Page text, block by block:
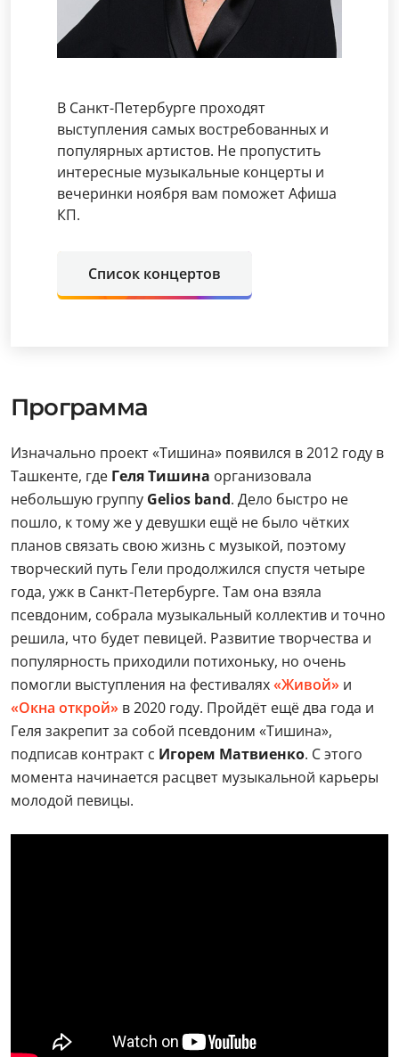
В Санкт-Петербурге проходят
выступления самых востребованных и
популярных артистов. Не пропустить
интересные музыкальные концерты и
вечеринки ноября вам поможет Афиша
КП.
Список концертов
Программа
Изначально проект «Тишина» появился в 2012 году в
Ташкенте, где Геля Тишина организовала
небольшую группу Gelios band. Дело быстро не
пошло, к тому же у девушки ещё не было чётких
планов связать свою жизнь с музыкой, поэтому
творческий путь Гели продолжился спустя четыре
года, ужк в Санкт-Петербурге. Там она взяла
псевдоним, собрала музыкальный коллектив и точно
решила, что будет певицей. Развитие творчества и
популярность приходили потихоньку, но очень
помогли выступления на фестивалях«Живой» и
«Окна открой» в 2020 году. Пройдёт ещё два года и
Геля закрепит за собой псевдоним «Тишина»,
подписав контракт с Игорем Матвиенко. С этого
момента начинается расцвет музыкальной карьеры
молодой певицы.